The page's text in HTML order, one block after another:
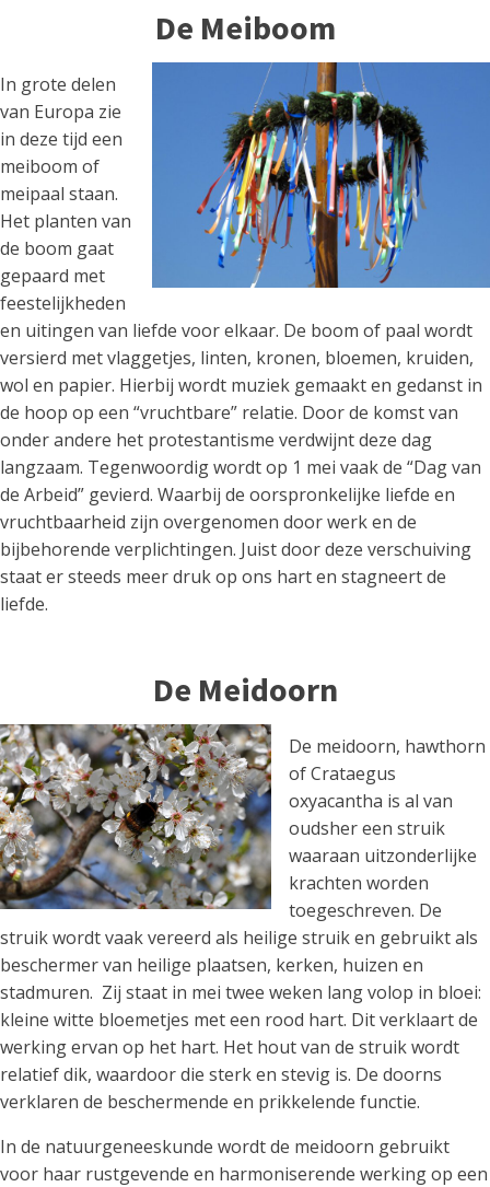
De Meiboom
In grote delen
van Europa zie
in deze tijd een
meiboom of
meipaal staan.
Het planten van
de boom gaat
gepaard met
feestelijkheden
en uitingen van liefde voor elkaar. De boom of paal wordt
versierd met vlaggetjes, linten, kronen, bloemen, kruiden,
wol en papier. Hierbij wordt muziek gemaakt en gedanst in
de hoop op een “vruchtbare” relatie. Door de komst van
onder andere het protestantisme verdwijnt deze dag
langzaam. Tegenwoordig wordt op 1 mei vaak de “Dag van
de Arbeid” gevierd. Waarbij de oorspronkelijke liefde en
vruchtbaarheid zijn overgenomen door werk en de
bijbehorende verplichtingen. Juist door deze verschuiving
staat er steeds meer druk op ons hart en stagneert de
liefde.
De Meidoorn
De meidoorn, hawthorn
of Crataegus
oxyacantha is al van
oudsher een struik
waaraan uitzonderlijke
krachten worden
toegeschreven. De
struik wordt vaak vereerd als heilige struik en gebruikt als
beschermer van heilige plaatsen, kerken, huizen en
stadmuren. Zij staat in mei twee weken lang volop in bloei:
kleine witte bloemetjes met een rood hart. Dit verklaart de
werking ervan op het hart. Het hout van de struik wordt
relatief dik, waardoor die sterk en stevig is. De doorns
verklaren de beschermende en prikkelende functie.
In de natuurgeneeskunde wordt de meidoorn gebruikt
voor haar rustgevende en harmoniserende werking op een